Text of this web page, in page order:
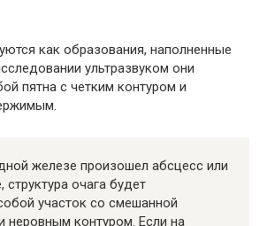
как образования, наполненные
ультразвуком они
пятна с четким контуром и
железе произошел абсцесс или
структура очага будет
участок со смешанной
неровным контуром. Если на